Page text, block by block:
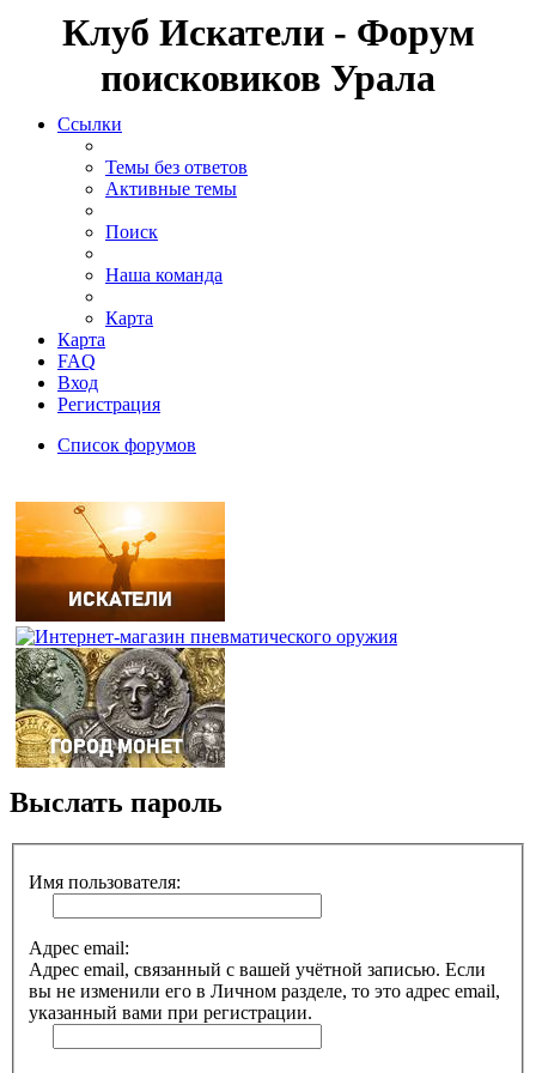
Клуб Искатели - Форум
поисковиков Урала
Ссылки
Темы без ответов
Активные темы
Поиск
Наша команда
Карта
Карта
FAQ
Вход
Регистрация
Список форумов
Выслать пароль
Имя пользователя:
Адрес email:
Адрес email, связанный с вашей учётной записью. Если
вы не изменили его в Личном разделе, то это адрес email,
указанный вами при регистрации.